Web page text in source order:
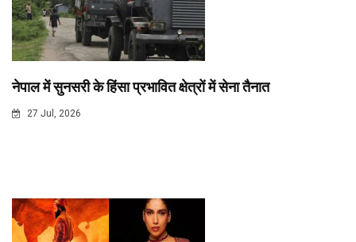
नेपाल में सुनसरी के हिंसा प्रभावित क्षेत्रों में सेना तैनात
27 Jul, 2026